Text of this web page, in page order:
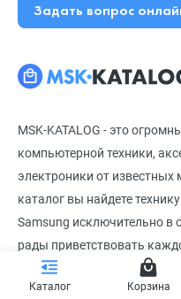
Каталог Корзина
MSK-KATALOG - это
компьютерной техники,
электроники от
каталог вы найдете
Samsung исключительно
рады приветствовать
доступные цены, систему
скидки. Сведения,
Задать вопрос